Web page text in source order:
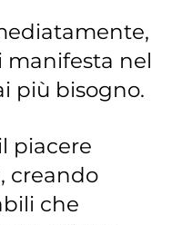
manifesta nel
più bisogno.
piacere
creando
che